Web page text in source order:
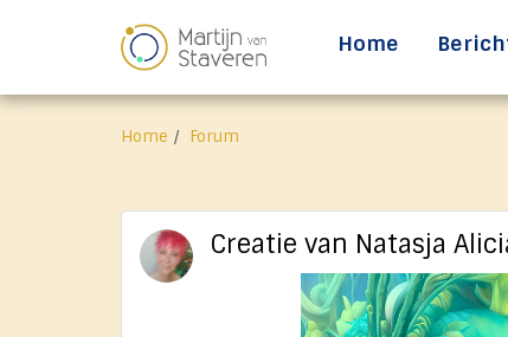
Home
Home Forum
Creatie van Natasja